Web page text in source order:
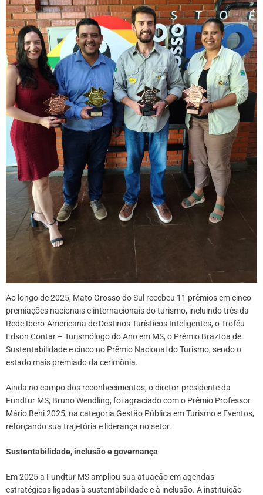
Ao longo de 2025, Mato Grosso do Sul recebeu 11 prêmios em cinco
premiações nacionais e internacionais do turismo, incluindo três da
Rede Ibero-Americana de Destinos Turísticos Inteligentes, o Troféu
Edson Contar – Turismólogo do Ano em MS, o Prêmio Braztoa de
Sustentabilidade e cinco no Prêmio Nacional do Turismo, sendo o
estado mais premiado da cerimônia.
Ainda no campo dos reconhecimentos, o diretor-presidente da
Fundtur MS, Bruno Wendling, foi agraciado com o Prêmio Professor
Mário Beni 2025, na categoria Gestão Pública em Turismo e Eventos,
reforçando sua trajetória e liderança no setor.
Sustentabilidade, inclusão e governança
Em 2025 a Fundtur MS ampliou sua atuação em agendas
estratégicas ligadas à sustentabilidade e à inclusão. A instituição